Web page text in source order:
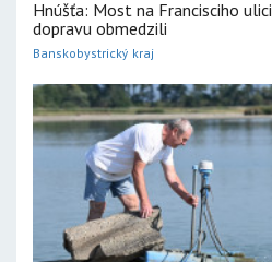
Hnúšťa: Most na Francisciho
dopravu obmedzili
Banskobystrický kraj